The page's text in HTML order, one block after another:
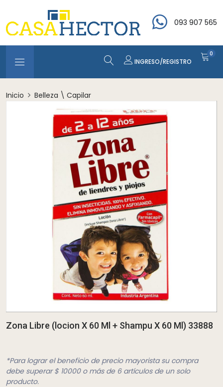
093 907 565
INGRESO/REGISTRO
0
Inicio Belleza \ Capilar
Zona Libre (locion X 60 Ml + Shampu X 60 Ml) 33888
*Para lograr el beneficio de precio mayorista su compra
debe superar $ 10000 o más de 6 artículos de un solo
producto.